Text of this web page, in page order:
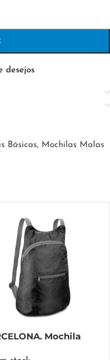
desejos
Básicas, Mochilas Malas
Mochila